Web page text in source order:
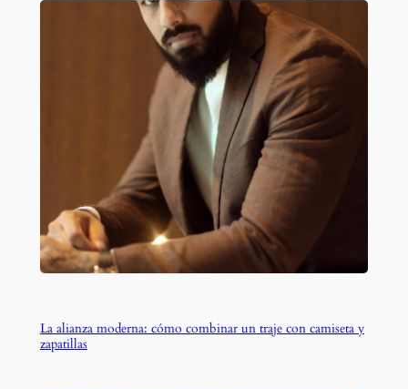
La alianza moderna: cómo combinar un traje con camiseta y
zapatillas